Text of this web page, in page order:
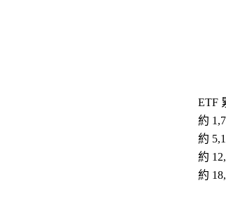
ETF
約
約
約
約